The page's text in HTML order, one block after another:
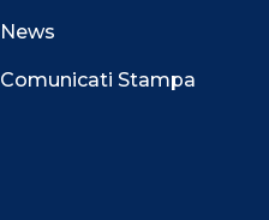
News
Comunicati Stampa